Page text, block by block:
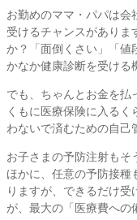
お勤めのママ・パパは会
受けるチャンスがありま
か？「面倒くさい」「値
かなか健康診断を受ける
でも、ちゃんとお金を払
くもに医療保険に入る
わないで済むための自己
お子さまの予防注射もそ
ほかに、任意の予防接種
りますが、できるだけ受
が、最大の「医療費への